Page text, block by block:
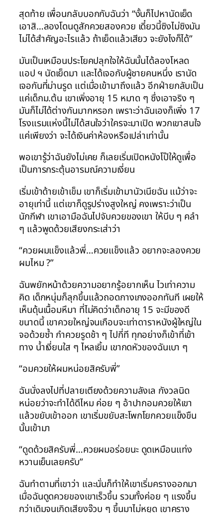
สุดท้าย เพื่อนกลับบอกกับฉันว่า “งั้นก็ไปหานัดเย็ด
เอาสิ…ลองโดนดูสักควยสองควย เดี๋ยวนี้ซิงไม่ซิงมัน
ไม่ได้สำคัญอะไรแล้ว ถ้าเย็ดแล้วเสียว จะยังไงก็ได้”
มันเป็นเหมือนประโยคปลุกใจให้ฉันนั้นได้ลองโหลด
แอป ฯ นัดเย็ดมา และได้เจอกับผู้ชายคนหนึ่ง เรานัด
เจอกันที่ม่านรูด แต่เมื่อเข้ามาถึงแล้ว อีกฝ่ายกลับเป็น
แค่เด็กม.ต้น เขาเพิ่งอายุ 15 หมาด ๆ ซึ่งเอาจริง ๆ
มันก็ไม่ได้ต่างกันมากหรอก เพราะว่าฉันเองก็เพิ่ง 17
โรงแรมแห่งนี้ไม่ได้สนใจว่าใครจะมาเปิด พวกเขาสนใจ
แค่เพียงว่า จะได้เงินค่าห้องหรือเปล่าเท่านั้น
พอเขารู้ว่าฉันยังไม่เคย ก็เลยเริ่มเปิดหนังโป๊ให้ดูเพื่อ
เป็นการกระตุ้นอารมณ์ความเงี่ยน
เริ่มเข้าด้ายเข้าเข็ม เขาก็เริ่มเข้ามานัวเนียฉัน แม้ว่าจะ
อายุเท่านี้ แต่เขาก็ดูรูปร่างสูงใหญ่ คงเพราะว่าเป็น
นักกีฬา เขาเอามือฉันไปจับควยของเขา ให้บีบ ๆ คลำ
ๆ แล้วพูดด้วยเสียงกระเส่าว่า
“ควยผมแข็งแล้วพี่…ควยแข็งแล้ว อยากจะลองควย
ผมไหม ?”
ฉันพยักหน้าด้วยความอยากรู้อยากเห็น ไวเท่าความ
คิด เด็กหนุ่มก็ลุกขึ้นแล้วถอดกางเกงออกทันที เผยให้
เห็นดุ้นเนื้อมหึมา ที่ไม่คิดว่าเด็กอายุ 15 จะมีของดี
ขนาดนี้ เขาควยใหญ่จนเกือบจะเท่าดาราหนังผู้ใหญ่ใน
จอด้วยซ้ำ กำควยรูดช้า ๆ ไปกี่ที ทุกอย่างก็เข้าที่เข้า
ทาง น้ำเงี่ยนใส ๆ ไหลเยิ้ม เขากดหัวของฉันเบา ๆ
“อมควยให้ผมหน่อยสิครับพี่”
ฉันนั่งลงไปที่ปลายเตียงด้วยความลังเล กังวลนิด
หน่อยว่าจะทำได้ดีไหม ค่อย ๆ อ้าปากอมควยให้เขา
แล้วขยับเข้าออก เขาเริ่มขยับสะโพกโยกควยแข็งขืน
นั้นเข้ามา
“ดูดด้วยสิครับพี่…ควยผมอร่อยนะ ดูดเหมือนแท่ง
หวานเย็นเลยครับ”
ฉันทำตามที่เขาว่า และนั่นก็ทำให้เขาเริ่มครางออกมา
เมื่อฉันดูดควยของเขาเร็วขึ้น รวมทั้งค่อย ๆ แรงขึ้น
กว่าเดิมจนเกิดเสียงจ๊วบ ๆ ขึ้นมาไม่หยุด เขาคราง